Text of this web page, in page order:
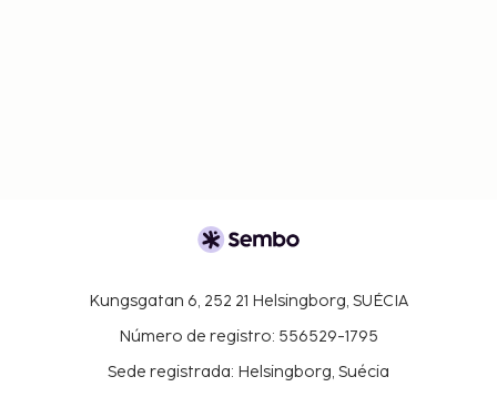
Kungsgatan 6, 252 21 Helsingborg, SUÉCIA
Número de registro: 556529-1795
Sede registrada: Helsingborg, Suécia